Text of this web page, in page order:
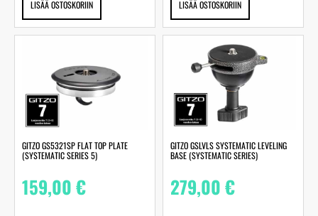
LISÄÄ OSTOSKORIIN LISÄÄ OSTOSKORIIN
GITZO GS5321SP FLAT TOP PLATE
(SYSTEMATIC SERIES 5)
159,00€
GITZO GSLVLS SYSTEMATIC LEVELING
BASE (SYSTEMATIC SERIES)
279,00€